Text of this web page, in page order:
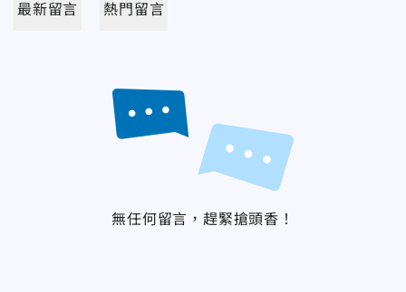
最新留言 熱門留言
無任何留言，趕緊搶頭香！